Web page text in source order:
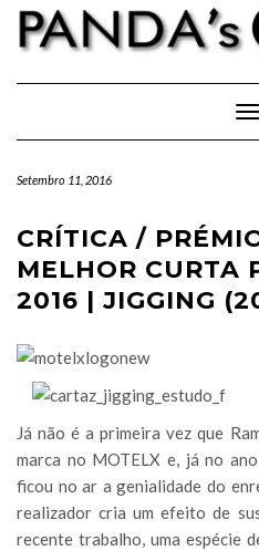
Skip
content
Setembro 11, 2016
CRÍTICA /
MELHOR CURTA
2016 | JIGGING
Já não é a primeira vez que
marca no MOTELX e, já no
ficou no ar a genialidade do
realizador cria um efeito de
recente trabalho, uma espécie